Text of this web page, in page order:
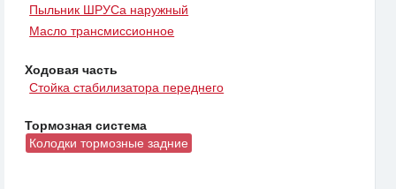
Пыльник ШРУСа наружный
Масло трансмиссионное
Ходовая часть
Стойка стабилизатора переднего
Тормозная система
Колодки тормозные задние